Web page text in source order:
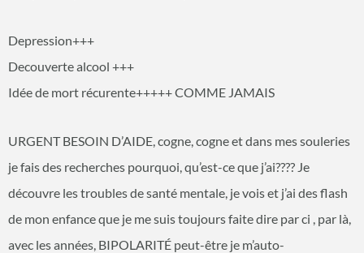
Depression+++
Decouverte alcool +++
Idée de mort récurente+++++ COMME JAMAIS
URGENT BESOIN D’AIDE, cogne, cogne et dans mes souleries
je fais des recherches pourquoi, qu’est-ce que j’ai???? Je
découvre les troubles de santé mentale, je vois et j’ai des flash
de mon enfance que je me suis toujours faite dire par ci , par là,
avec les années, BIPOLARITÉ peut-être je m’auto-